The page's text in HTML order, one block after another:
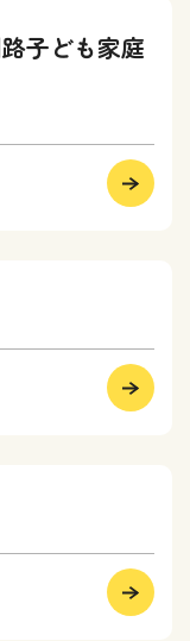
子ども家庭